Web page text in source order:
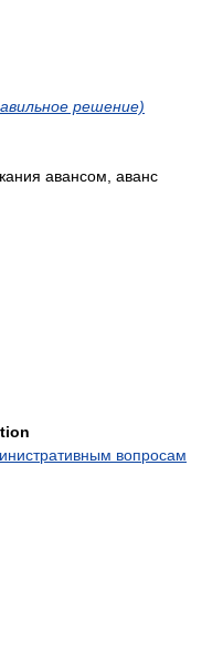
решение)
авансом, аванс
вопросам